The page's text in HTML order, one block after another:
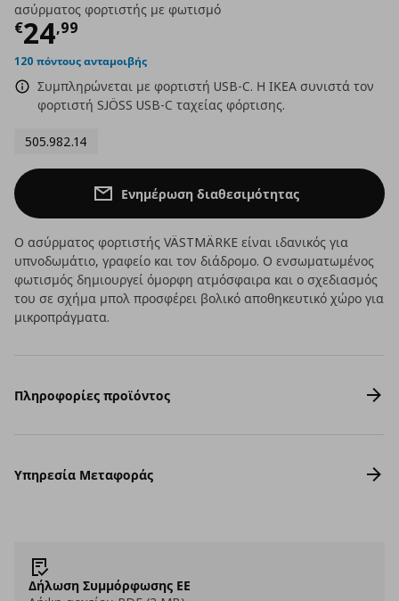
ασύρματος φορτιστής με φωτισμό
€24,99
Τρέχουσα τιμή
120 πόντους ανταμοιβής
Συμπληρώνεται με φορτιστή USB-C. Η ΙΚΕΑ συνιστά τον
φορτιστή SJÖSS USB-C ταχείας φόρτισης.
505.982.14
Ενημέρωση διαθεσιμότητας
Ο ασύρματος φορτιστής VÄSTMÄRKE είναι ιδανικός για
υπνοδωμάτιο, γραφείο και τον διάδρομο. Ο ενσωματωμένος
φωτισμός δημιουργεί όμορφη ατμόσφαιρα και ο σχεδιασμός
του σε σχήμα μπολ προσφέρει βολικό αποθηκευτικό χώρο για
μικροπράγματα.
Πληροφορίες προϊόντος
Υπηρεσία Μεταφοράς
Δήλωση Συμμόρφωσης ΕΕ